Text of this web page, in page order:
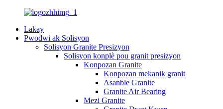
Lakay
Pwodwi ak Solisyon
Solisyon Granite Presizyon
Solisyon konplè pou granit presizyon
Konpozan Granite
Konpozan mekanik granit
Asanble Granite
Granite Air Bearing
Mezi Granite